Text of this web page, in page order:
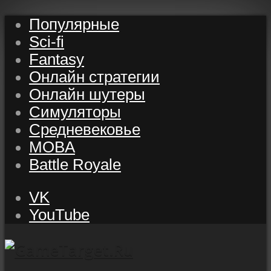
Популярные
Sci-fi
Fantasy
Онлайн стратегии
Онлайн шутеры
Симуляторы
Средневековье
MOBA
Battle Royale
VK
YouTube